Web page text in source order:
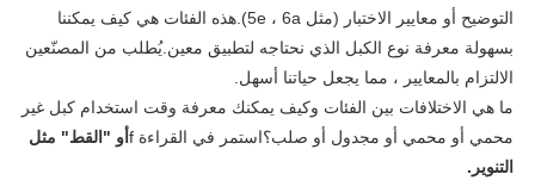
التوضيح أو معايير الاختبار (مثل 5e ، 6a).هذه الفئات هي كيف يمكننا
بسهولة معرفة نوع الكبل الذي نحتاجه لتطبيق معين.يُطلب من المصنّعين
الالتزام بالمعايير ، مما يجعل حياتنا أسهل.
ما هي الاختلافات بين الفئات وكيف يمكنك معرفة وقت استخدام كبل غير
محمي أو محمي أو مجدول أو صلب؟استمر في القراءة f أو "القط" مثل
التنوير.